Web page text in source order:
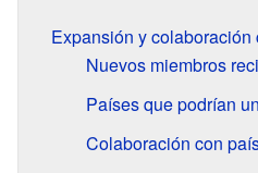
Expansión y colaboración
Nuevos miembros
Países que podrían
Colaboración con